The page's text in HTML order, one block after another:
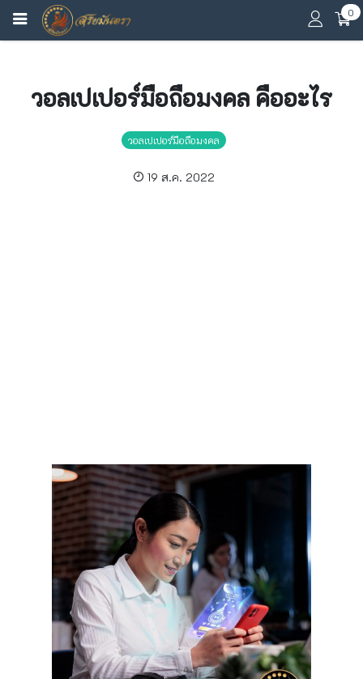
0
วอลเปเปอร์มือถือมงคล คืออะไร
วอลเปเปอร์มือถือมงคล
19 ส.ค. 2022